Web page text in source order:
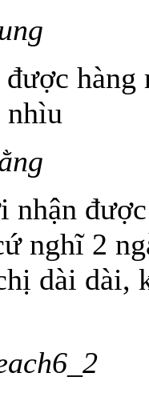
nghĩ 2
dài dài,